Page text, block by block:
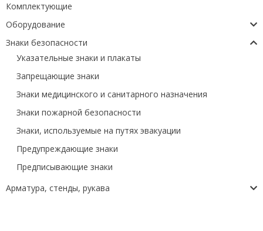
Комплектующие
Оборудование
Знаки безопасности
Указательные знаки и плакаты
Запрещающие знаки
Знаки медицинского и санитарного назначения
Знаки пожарной безопасности
Знаки, используемые на путях эвакуации
Предупреждающие знаки
Предписывающие знаки
Арматура, стенды, рукава